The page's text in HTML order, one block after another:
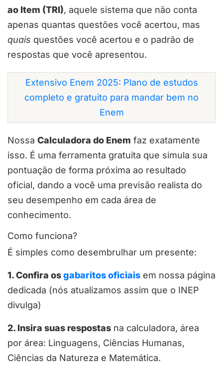
ao Item (TRI), aquele sistema que não conta
apenas quantas questões você acertou, mas
quais questões você acertou e o padrão de
respostas que você apresentou.
Extensivo Enem 2025: Plano de estudos
completo e gratuito para mandar bem no
Enem
Nossa Calculadora do Enem faz exatamente
isso. É uma ferramenta gratuita que simula sua
pontuação de forma próxima ao resultado
oficial, dando a você uma previsão realista do
seu desempenho em cada área de
conhecimento.
Como funciona?
É simples como desembrulhar um presente:
1. Confira osgabaritos oficiais em nossa página
dedicada (nós atualizamos assim que o INEP
divulga)
2. Insira suas respostas na calculadora, área
por área: Linguagens, Ciências Humanas,
Ciências da Natureza e Matemática.